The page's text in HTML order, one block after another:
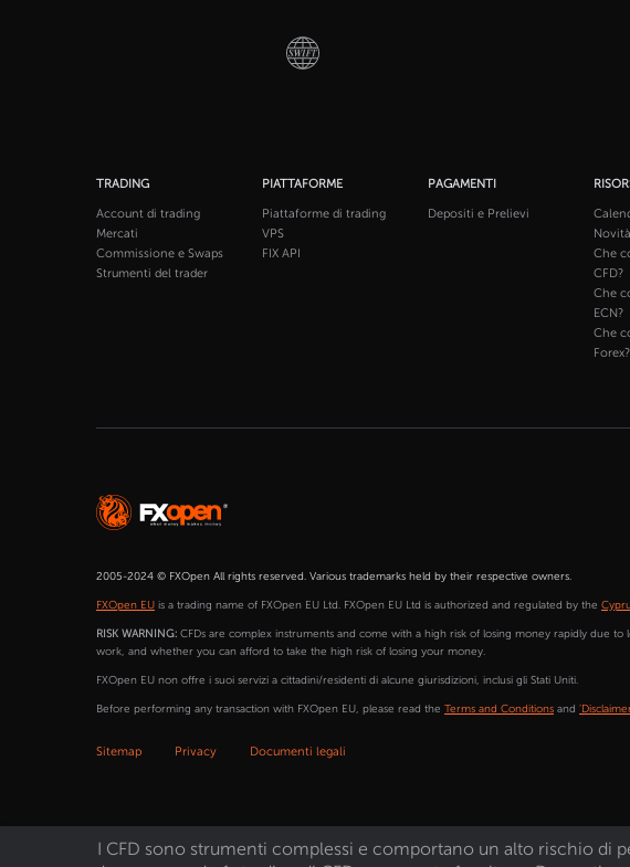
TRADING
Account di trading
Mercati
Commissione e Swaps
Strumenti del trader
PIATTAFORME
Piattaforme di trading
VPS
FIX API
PAGAMENTI
Depositi e Prelievi
Che
CFD?
Che
ECN?
Che
Forex?
2005-2024 © FXOpen All rights reserved. Various trademarks held by their respective owners.
FXOpen EU is a trading name of FXOpen EU Ltd. FXOpen EU Ltd is authorized and regulated by the
RISK WARNING: CFDs are complex instruments and come with a high risk of losing money rapidly due
work, and whether you can afford to take the high risk of losing your money.
FXOpen EU non offre i suoi servizi a cittadini/residenti di alcune giurisdizioni, inclusi gli Stati Uniti.
Before performing any transaction with FXOpen EU, please read the Terms and Conditions and
Sitemap Privacy Documenti legali
I CFD sono strumenti complessi e comportano un alto rischio di